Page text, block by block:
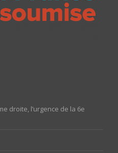
droite, l’urgence de la 6e